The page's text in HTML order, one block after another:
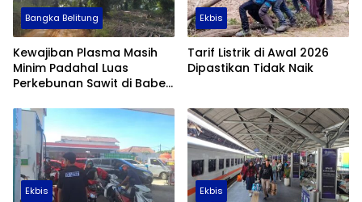
Bangka Belitung
Kewajiban Plasma Masih
Minim Padahal Luas
Perkebunan Sawit di Babel
Ekbis
Tarif Listrik di Awal 2026
Dipastikan Tidak Naik
Ekbis Ekbis